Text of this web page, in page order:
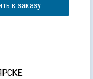
к заказу